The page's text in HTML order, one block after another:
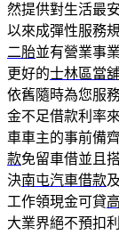
然提供對生活最
以來成彈性服務
二胎並有營業事
更好的士林區當
依舊隨時為您服
金不足借款利率
車車主的事前備
款免留車借並且
決南屯汽車借款
工作領現金可貸
大業界絕不預扣